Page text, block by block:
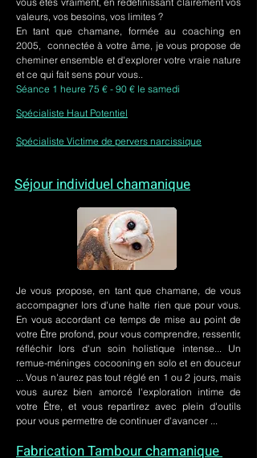
valeurs, vos besoins, vos limites ?
En tant que chamane, formée au coaching en
2005, connectée à votre âme, je vous propose de
cheminer ensemble et d'explorer votre vraie nature
et ce qui fait sens pour vous..
Séance 1 heure 75 € - 90 € le samedi
Spécialiste Haut Potentiel
Spécialiste Victime de pervers narcissique
Séjour individuel chamanique
Je vous propose, en tant que chamane, de vous
accompagner lors d'une halte rien que pour vous.
En vous accordant ce temps de mise au point de
votre Être profond, pour vous comprendre, ressentir,
réfléchir lors d'un soin holistique intense... Un
remue-méninges cocooning en solo et en douceur
... Vous n'aurez pas tout réglé en 1 ou 2 jours, mais
vous aurez bien amorcé l'exploration intime de
votre Être, et vous repartirez avec plein d'outils
pour vous permettre de continuer d'avancer ...
Fabrication Tambour chamanique